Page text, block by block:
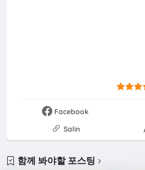
Facebook
Salin
함께 봐야할 포스팅